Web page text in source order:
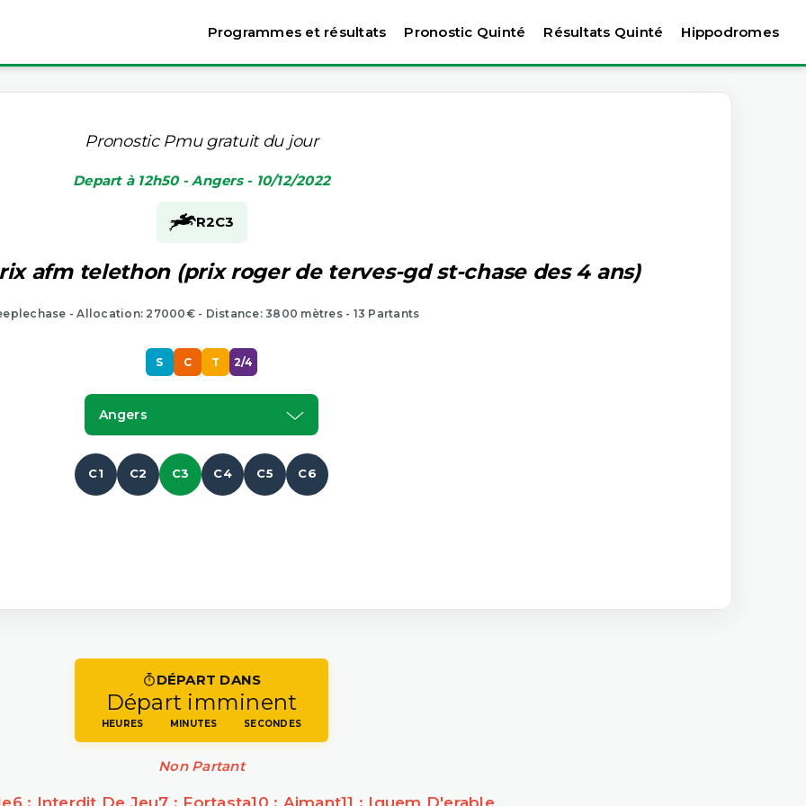
Programmes et résultats Pronostic Quinté Résultats Quinté Hippodromes
Pronostic Pmu gratuit du jour
Depart à 12h50 - Angers - 10/12/2022
R2C3
afm telethon (prix roger de terves-gd st-chase des 4 ans)
- Allocation: 27000€ - Distance: 3800 mètres - 13 Partants
S C T 2/4
Angers
C1 C2 C3 C4 C5 C6
DÉPART DANS
Départ imminent
HEURES MINUTES SECONDES
Non Partant
6 : Interdit De Jeu7 : Fortasta10 : Aimant11 : Iquem D'erable